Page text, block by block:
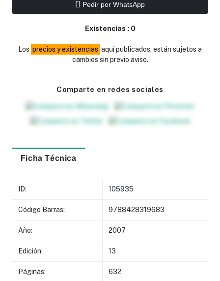
Pedir por WhatsApp
Existencias : 0
Los precios y existencias aquí publicados, están sujetos a
cambios sin previo aviso.
Comparte en redes sociales
Ficha Técnica
ID: 105935
Código Barras: 9788428319683
Año: 2007
Edición: 13
Páginas: 632